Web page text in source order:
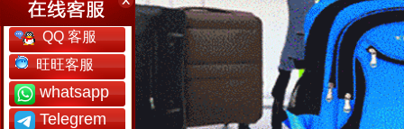
QQ 客服
旺旺客服
whatsapp
Telegrem